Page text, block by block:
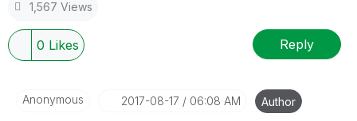
1,567 Views
0 Likes Reply
Anonymous ‎2017-08-17 06:08 AM Author